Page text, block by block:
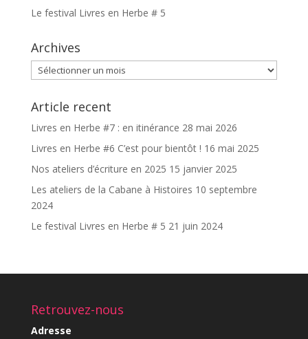
Le festival Livres en Herbe # 5
Archives
Archives
Article recent
Livres en Herbe #7 : en itinérance 28 mai 2026
Livres en Herbe #6 C’est pour bientôt ! 16 mai 2025
Nos ateliers d’écriture en 2025 15 janvier 2025
Les ateliers de la Cabane à Histoires 10 septembre
2024
Le festival Livres en Herbe # 5 21 juin 2024
Retrouvez-nous
Adresse